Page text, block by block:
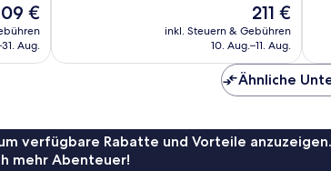
€
Aug.
Der
Preis
beträgt
211 €
inkl. Steuern & Gebühren
10. Aug.–11. Aug.
Ähnliche
verfügbare Rabatte und Vorteile
mehr Abenteuer!